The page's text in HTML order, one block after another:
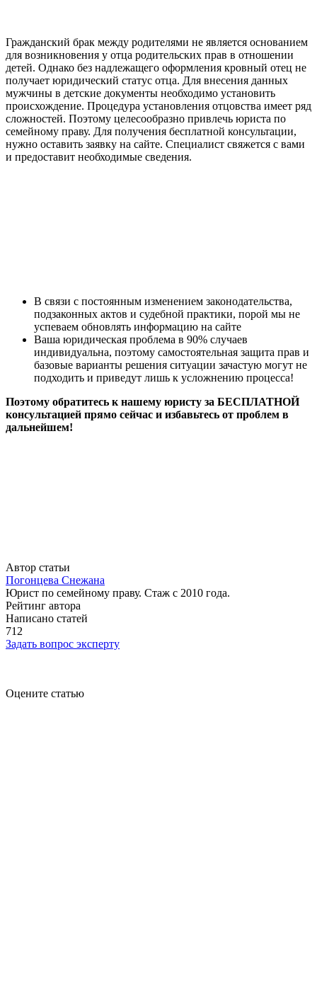
Гражданский брак между родителями не является основанием
для возникновения у отца родительских прав в отношении
детей. Однако без надлежащего оформления кровный отец не
получает юридический статус отца. Для внесения данных
мужчины в детские документы необходимо установить
происхождение. Процедура установления отцовства имеет ряд
сложностей. Поэтому целесообразно привлечь юриста по
семейному праву. Для получения бесплатной консультации,
нужно оставить заявку на сайте. Специалист свяжется с вами
и предоставит необходимые сведения.
В связи с постоянным изменением законодательства,
подзаконных актов и судебной практики, порой мы не
успеваем обновлять информацию на сайте
Ваша юридическая проблема в 90% случаев
индивидуальна, поэтому самостоятельная защита прав и
базовые варианты решения ситуации зачастую могут не
подходить и приведут лишь к усложнению процесса!
Поэтому обратитесь к нашему юристу за БЕСПЛАТНОЙ
консультацией прямо сейчас и избавьтесь от проблем в
дальнейшем!
Автор статьи
Погонцева Снежана
Юрист по семейному праву. Стаж с 2010 года.
Рейтинг автора
Написано статей
712
Задать вопрос эксперту
Оцените статью